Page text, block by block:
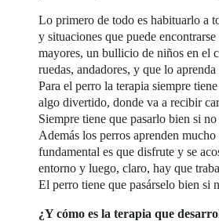
Lo primero de todo es habituarlo a
y situaciones que puede
mayores, un bullicio de niños en el
ruedas, andadores, y que lo
Para el perro la terapia siempre
algo divertido, donde va a recibir
Siempre tiene que pasarlo bien si
Además los perros aprenden
fundamental es que disfrute y se
entorno y luego, claro, hay que
El perro tiene que pasárselo bien si
¿Y cómo es la terapia que